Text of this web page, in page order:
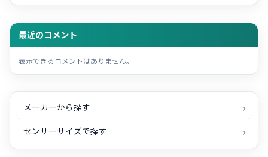
最近のコメント
表示できるコメントはありません。
メーカーから探す
センサーサイズで探す